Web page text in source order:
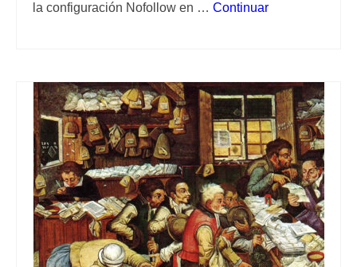
la configuración Nofollow en … Continuar